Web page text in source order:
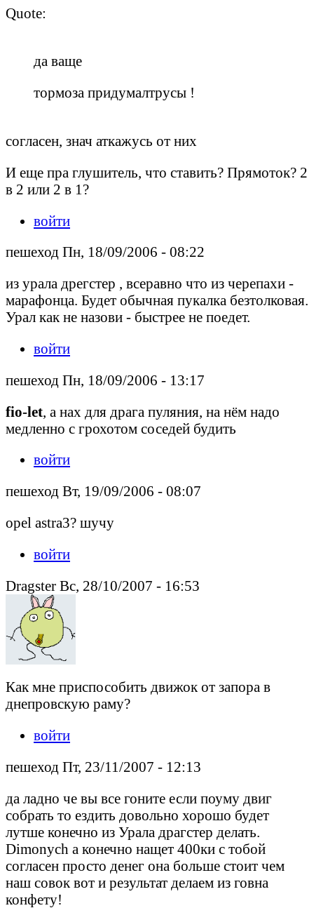
Quote:
да ваще
тормоза придумалтрусы !
согласен, знач аткажусь от них
И еще пра глушитель, что ставить? Прямоток? 2
в 2 или 2 в 1?
войти
пешеход Пн, 18/09/2006 - 08:22
из урала дрегстер , всеравно что из черепахи -
марафонца. Будет обычная пукалка безтолковая.
Урал как не назови - быстрее не поедет.
войти
пешеход Пн, 18/09/2006 - 13:17
fio-let, а нах для драга пуляния, на нём надо
медленно с грохотом соседей будить
войти
пешеход Вт, 19/09/2006 - 08:07
opel astra3? шучу
войти
Dragster Вс, 28/10/2007 - 16:53
Как мне приспособить движок от запора в
днепровскую раму?
войти
пешеход Пт, 23/11/2007 - 12:13
да ладно че вы все гоните если поуму двиг
собрать то ездить довольно хорошо будет
лутше конечно из Урала драгстер делать.
Dimonych а конечно нащет 400ки с тобой
согласен просто денег она больше стоит чем
наш совок вот и результат делаем из говна
конфету!